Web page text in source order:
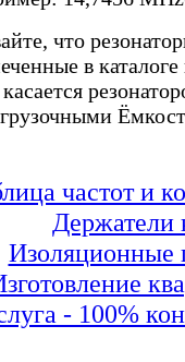
что
в
частот и
Держатели
Изоляционные
- 100%